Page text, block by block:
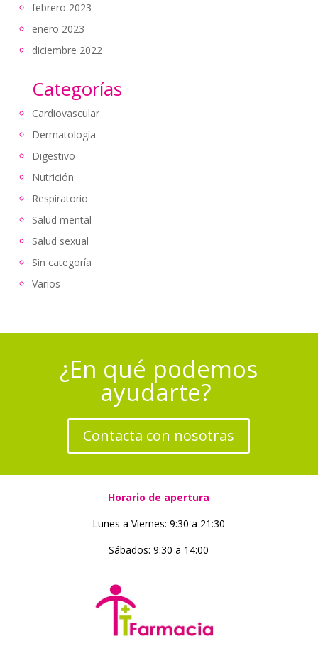
febrero 2023
enero 2023
diciembre 2022
Categorías
Cardiovascular
Dermatología
Digestivo
Nutrición
Respiratorio
Salud mental
Salud sexual
Sin categoría
Varios
¿En qué podemos
ayudarte?
Contacta con nosotras
Horario de apertura
Lunes a Viernes: 9:30 a 21:30
Sábados: 9:30 a 14:00